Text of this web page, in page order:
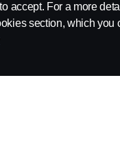
accept. For a more
section, which you